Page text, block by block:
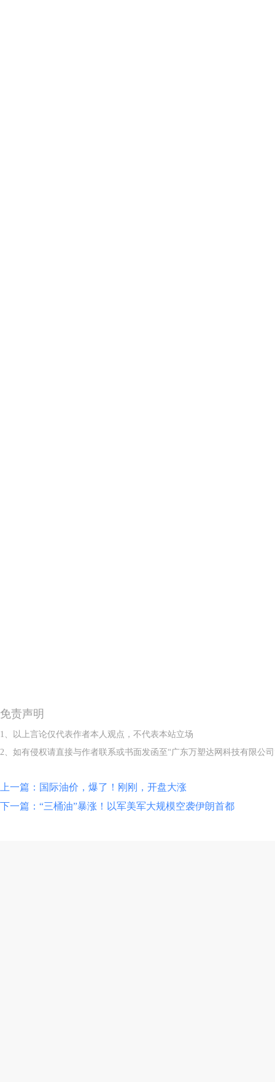
免责声明
1、以上言论仅代表作者本人观点，不代表本站立场
2、如有侵权请直接与作者联系或书面发函至“广东万塑达网科技有限公
上一篇：国际油价，爆了！刚刚，开盘大涨
下一篇：“三桶油”暴涨！以军美军大规模空袭伊朗首都